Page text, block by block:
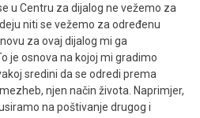
u Centru za dijalog ne vežemo za
niti se vežemo za određenu
za ovaj dijalog mi ga
je osnova na kojoj mi gradimo
sredini da se odredi prema
njen način života. Naprimjer,
na poštivanje drugog i